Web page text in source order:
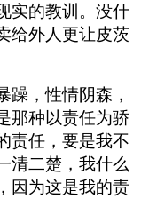
实的教训。没什
给外人更让皮茨
躁，性情阴森，
那种以责任为骄
责任，要是我不
清二楚，我什么
因为这是我的责